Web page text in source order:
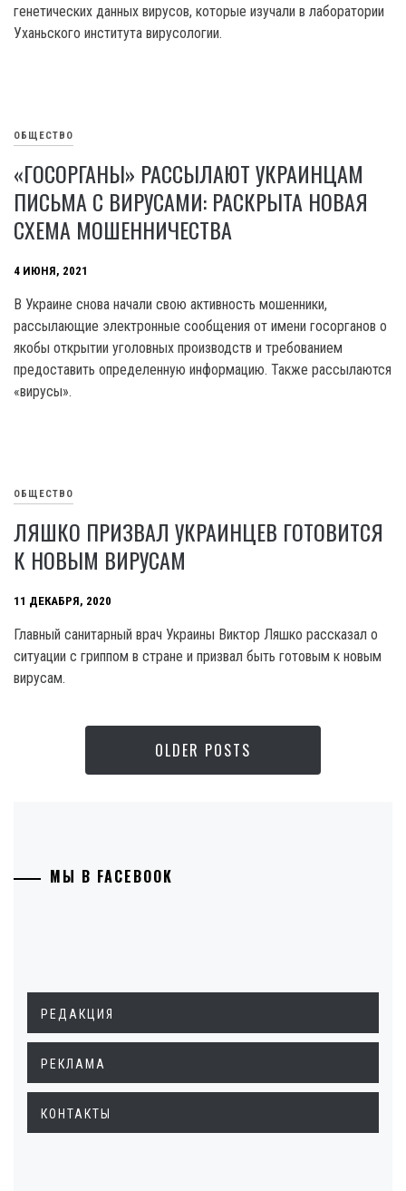
генетических данных вирусов, которые изучали в лаборатории
Уханьского института вирусологии.
ОБЩЕСТВО
«ГОСОРГАНЫ» РАССЫЛАЮТ УКРАИНЦАМ
ПИСЬМА С ВИРУСАМИ: РАСКРЫТА НОВАЯ
СХЕМА МОШЕННИЧЕСТВА
4 ИЮНЯ, 2021
В Украине снова начали свою активность мошенники,
рассылающие электронные сообщения от имени госорганов о
якобы открытии уголовных производств и требованием
предоставить определенную информацию. Также рассылаются
«вирусы».
ОБЩЕСТВО
ЛЯШКО ПРИЗВАЛ УКРАИНЦЕВ ГОТОВИТСЯ
К НОВЫМ ВИРУСАМ
11 ДЕКАБРЯ, 2020
Главный санитарный врач Украины Виктор Ляшко рассказал о
ситуации с гриппом в стране и призвал быть готовым к новым
вирусам.
OLDER POSTS
МЫ В FACEBOOK
РЕДАКЦИЯ
РЕКЛАМА
КОНТАКТЫ